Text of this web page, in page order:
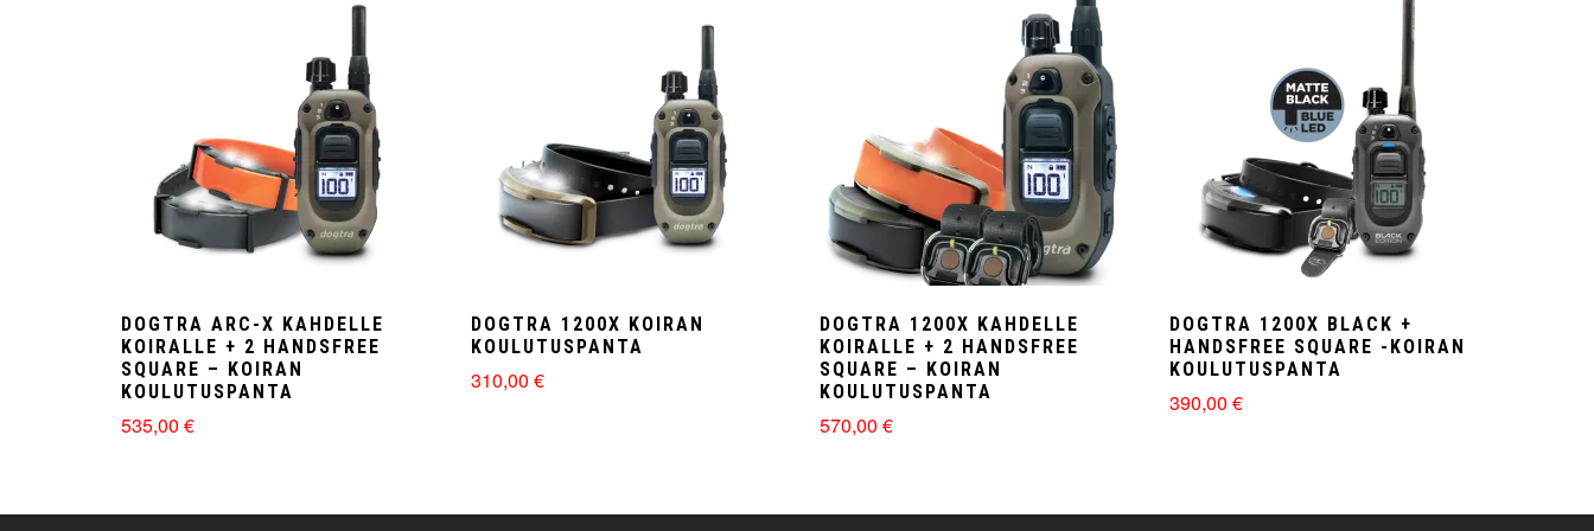
DOGTRA ARC-X KAHDELLE
KOIRALLE + 2 HANDSFREE
SQUARE – KOIRAN
KOULUTUSPANTA
535,00 €
DOGTRA 1200X KOIRAN
KOULUTUSPANTA
310,00 €
DOGTRA 1200X KAHDELLE
KOIRALLE + 2 HANDSFREE
SQUARE – KOIRAN
KOULUTUSPANTA
570,00€
DOGTRA 1200X BLACK +
HANDSFREE SQUARE -KOIRAN
KOULUTUSPANTA
390,00€